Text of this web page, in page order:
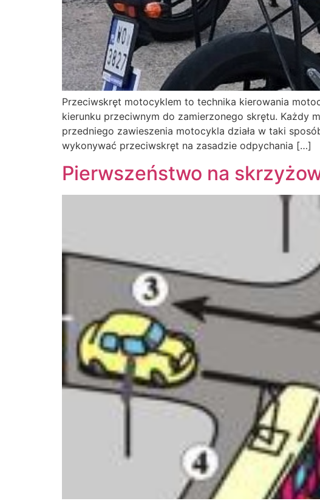
Przeciwskręt motocyklem to technika kierowania
kierunku przeciwnym do zamierzonego skrętu. Każdy
przedniego zawieszenia motocykla działa w taki
wykonywać przeciwskręt na zasadzie odpychania […]
Pierwszeństwo na